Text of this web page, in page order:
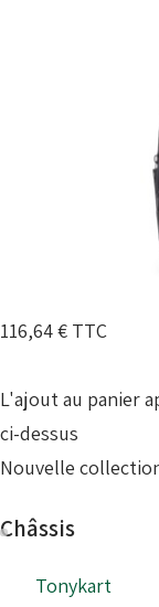
116,64 € TTC
L'ajout au panier
ci-dessus
Nouvelle
Châssis
Tonykart